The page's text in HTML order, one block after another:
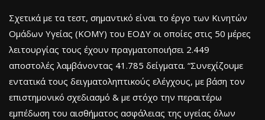
Σχετικά με τα τεστ, σημαντικό είναι το έργο των Κινητών
Ομάδων Υγείας (ΚΟΜΥ) του ΕΟΔΥ οι οποίες στις 50 μέρες
λειτουργίας τους έχουν πραγματοποιήσει 2.449
αποστολές λαμβάνοντας 41.785 δείγματα. “Συνεχίζουμε
εντατικά τους δειγματοληπτικούς ελέγχους, με βάση τον
επιστημονικό σχεδιασμό & με στόχο την περαιτέρω
εμπέδωση του αισθήματος ασφάλειας της υγείας όλων